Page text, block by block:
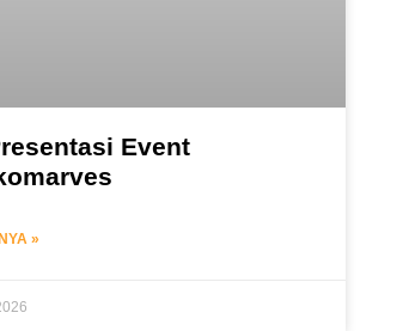
Event
»